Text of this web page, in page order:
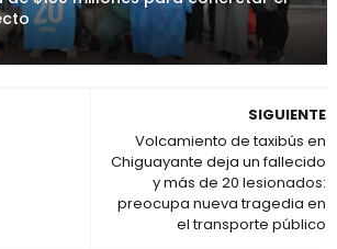
SIGUIENTE
Volcamiento de taxibús en
Chiguayante deja un fallecido
y más de 20 lesionados:
preocupa nueva tragedia en
el transporte público